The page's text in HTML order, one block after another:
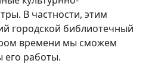
В частности, этим
городской библиотечный
времени мы сможем
его работы.